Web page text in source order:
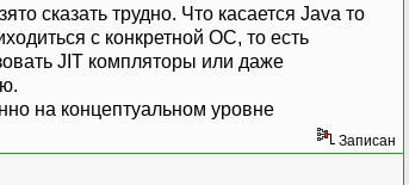
сказать трудно. Что касается Java то
с конкретной ОС, то есть
JIT компляторы или даже
на концептуальном уровне
Записан